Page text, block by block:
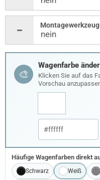
🎨
Wagenfarbe
Klicken Sie auf das
Vorschau
Häufige Wagenfarben direkt
Schwarz Weiß